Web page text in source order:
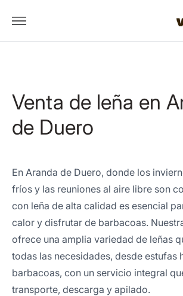
Venta de leña en
de Duero
En Aranda de Duero, donde los
fríos y las reuniones al aire libre son
con leña de alta calidad es esencial
calor y disfrutar de barbacoas.
ofrece una amplia variedad de leñas
todas las necesidades, desde estufas
barbacoas, con un servicio integral
transporte, descarga y apilado.